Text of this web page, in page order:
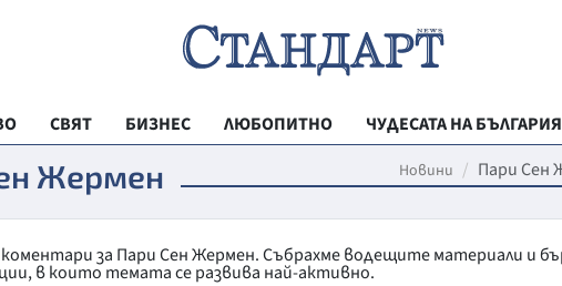
СВЯТ БИЗНЕС ЛЮБОПИТНО
ЧУДЕСАТА НА БЪЛГАРИЯ
РЕГИОНАЛНИ
МЛАДЕЖКА
Жермен Новини Пари Сен
за Пари Сен Жермен. Събрахме водещите материали и
в които темата се развива най-активно.